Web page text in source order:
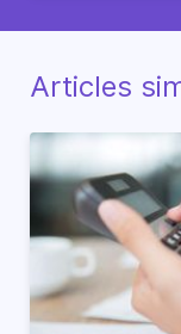
Articles